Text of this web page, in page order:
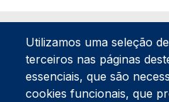
Utilizamos uma seleção
terceiros nas páginas
essenciais, que são
cookies funcionais, que